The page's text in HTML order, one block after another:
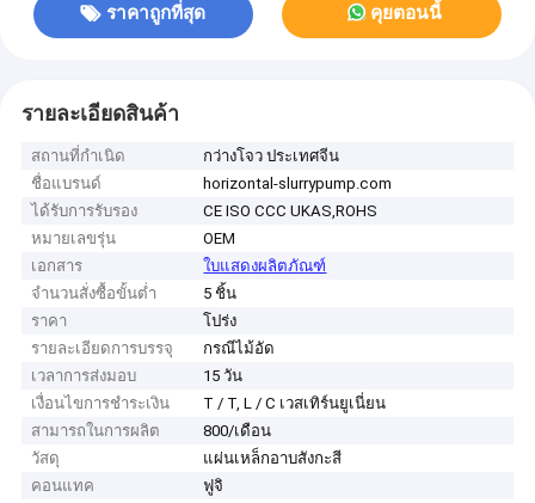
ราคาถูกที่สุด คุยตอนนี้
รายละเอียดสินค้า
สถานที่กำเนิด
กว่างโจว ประเทศจีน
ชื่อแบรนด์
horizontal-slurrypump.com
ได้รับการรับรอง
CE ISO CCC UKAS,ROHS
หมายเลขรุ่น
OEM
เอกสาร
ใบแสดงผลิตภัณฑ์
จำนวนสั่งซื้อขั้นต่ำ
5 ชิ้น
ราคา
โปร่ง
รายละเอียดการบรรจุ
กรณีไม้อัด
เวลาการส่งมอบ
15 วัน
เงื่อนไขการชำระเงิน
T / T, L / C เวสเทิร์นยูเนี่ยน
สามารถในการผลิต
800/เดือน
วัสดุ
แผ่นเหล็กอาบสังกะสี
คอนแทค
ฟูจิ